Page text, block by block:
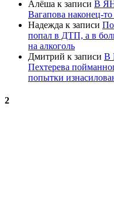
Алёша к записи В
Вагапова наконец-
Надежда к записи
попал в ДТП, а в
на алкоголь
Дмитрий к записи В
Пехтерева
попытки
2